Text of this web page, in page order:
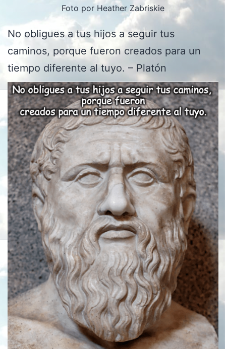
Foto por Heather Zabriskie
No obligues a tus hijos a seguir tus
caminos, porque fueron creados para un
tiempo diferente al tuyo. – Platón